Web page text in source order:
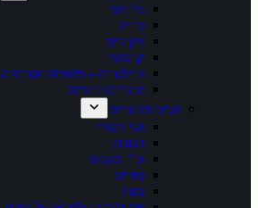
בלונים
נרות
זיקוקים
קונפטי
גרילנדות – מוארות וסרטים
מוצרים זוהרים
חגים ומועדים
חגי תשרי
חנוכה
ט"ו בשבט
פורים
פסח